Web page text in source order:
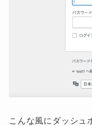
こんな風にダッシュ